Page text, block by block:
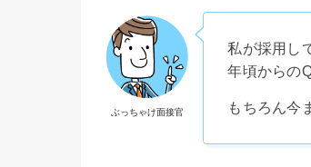
ぶっちゃけ面接官
私が採用し
年頃からの
もちろん今